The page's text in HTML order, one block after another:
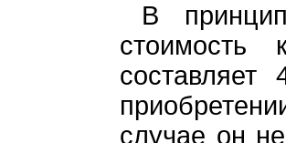
В
стоимость
случае он